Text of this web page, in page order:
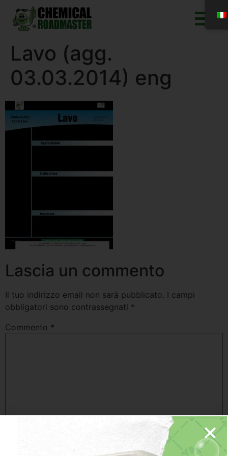
Lavo (agg.
03.03.2014) eng
Lascia un commento
Il tuo indirizzo email non sarà pubblicato. I campi
obbligatori sono contrassegnati *
Commento *